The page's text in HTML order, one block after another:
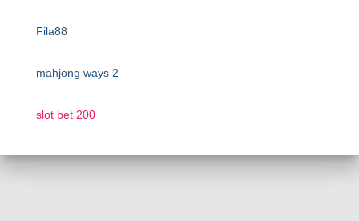
Fila88
mahjong ways 2
slot bet 200